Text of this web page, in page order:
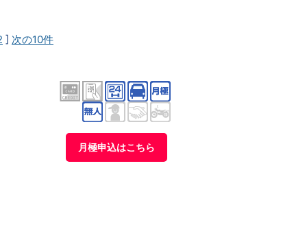
] 次の10件
月極申込はこちら